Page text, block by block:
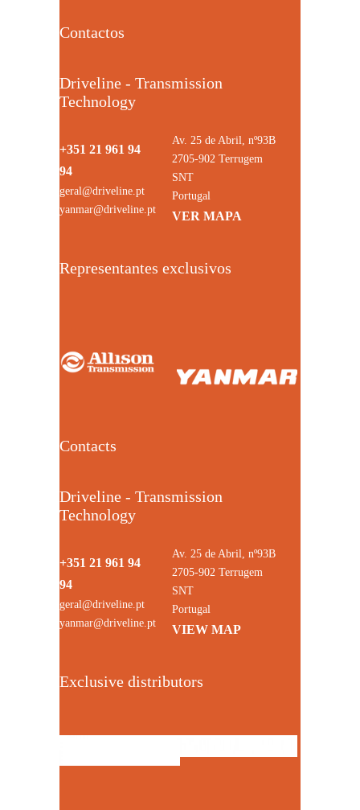
Contactos
Driveline - Transmission
Technology
+351 21 961 94
94
geral@driveline.pt
yanmar@driveline.pt
Av. 25 de Abril, nº93B
2705-902 Terrugem
SNT
Portugal
VER MAPA
Representantes exclusivos
Contacts
Driveline - Transmission
Technology
+351 21 961 94
94
geral@driveline.pt
yanmar@driveline.pt
Av. 25 de Abril, nº93B
2705-902 Terrugem
SNT
Portugal
VIEW MAP
Exclusive distributors